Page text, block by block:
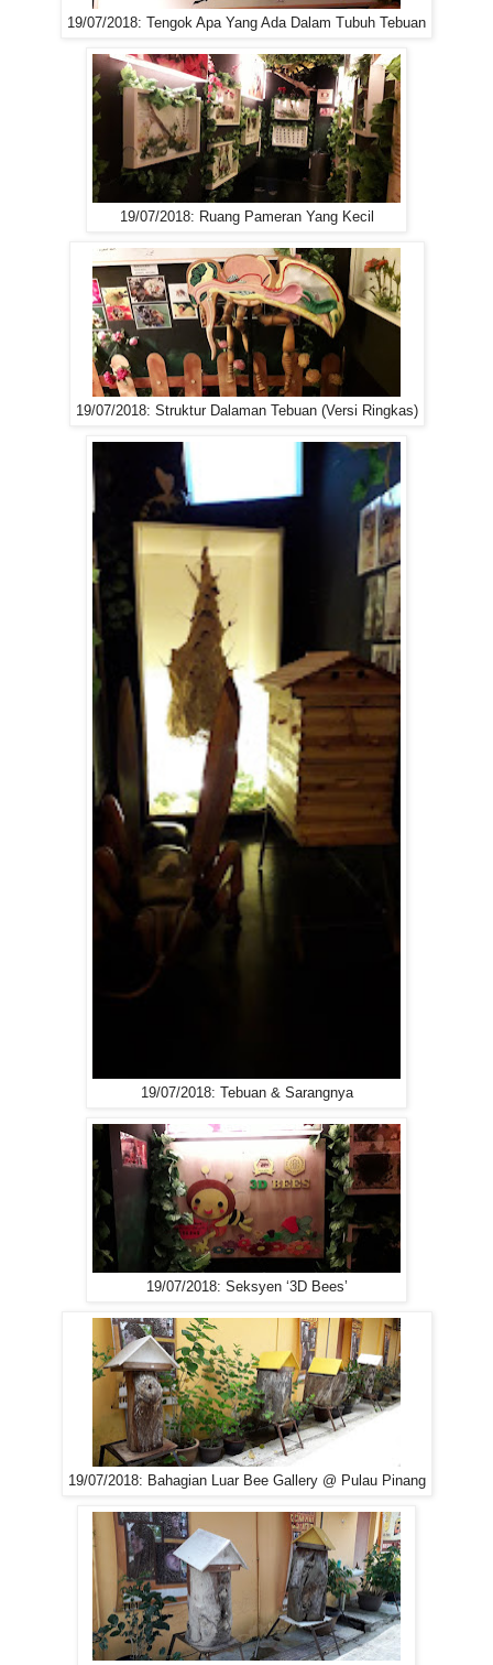
19/07/2018: Tengok Apa Yang Ada Dalam Tubuh Tebuan
19/07/2018: Ruang Pameran Yang Kecil
19/07/2018: Struktur Dalaman Tebuan (Versi Ringkas)
19/07/2018: Tebuan & Sarangnya
19/07/2018: Seksyen ‘3D Bees’
19/07/2018: Bahagian Luar Bee Gallery @ Pulau Pinang